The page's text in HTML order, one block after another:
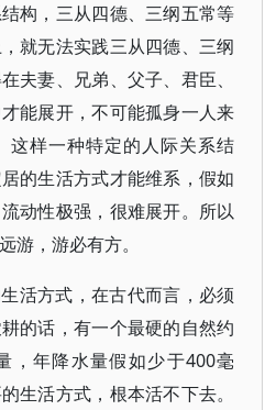
构，三从四德、三纲五常等
就无法实践三从四德、三纲
夫妻、兄弟、父子、君臣、
能展开，不可能孤身一人来
这样一种特定的人际关系结
的生活方式才能维系，假如
动性极强，很难展开。所以
游，游必有方。
活方式，在古代而言，必须
的话，有一个最硬的自然约
，年降水量假如少于400毫
生活方式，根本活不下去。